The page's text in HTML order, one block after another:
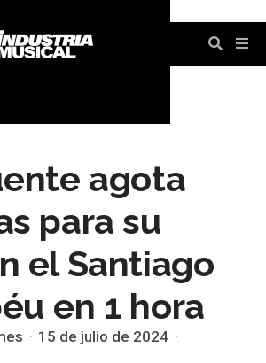
agota
para su
el Santiago
en 1 hora
15 de julio de 2024